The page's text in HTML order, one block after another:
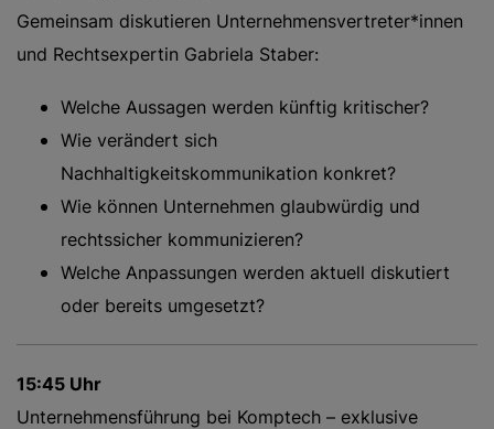
Gemeinsam diskutieren Unternehmensvertreter*innen
und Rechtsexpertin Gabriela Staber:
Welche Aussagen werden künftig kritischer?
Wie verändert sich
Nachhaltigkeitskommunikation konkret?
Wie können Unternehmen glaubwürdig und
rechtssicher kommunizieren?
Welche Anpassungen werden aktuell diskutiert
oder bereits umgesetzt?
15:45 Uhr
Unternehmensführung bei Komptech – exklusive